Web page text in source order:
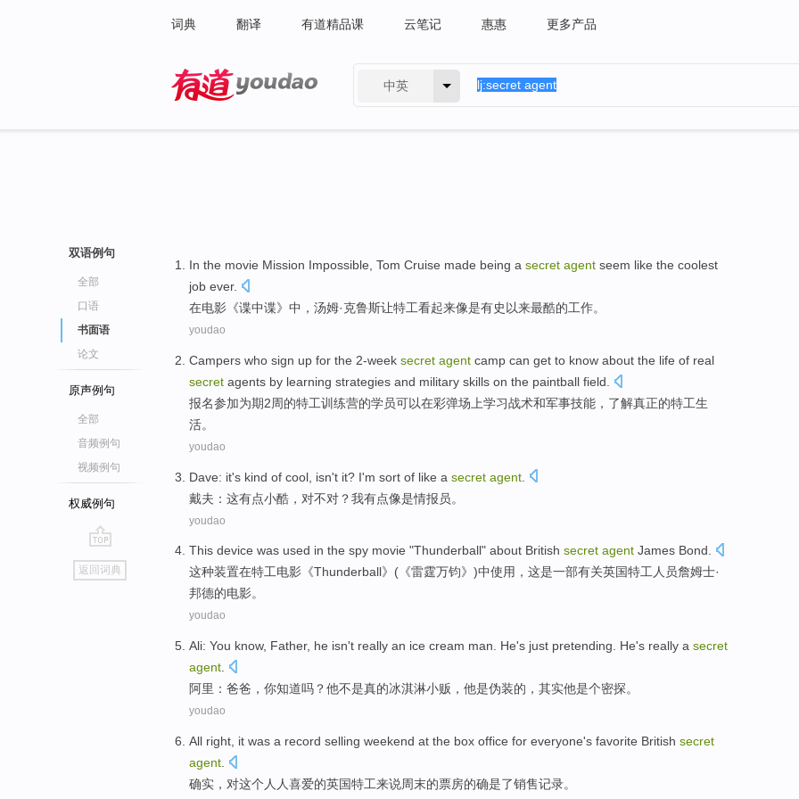
词典 翻译 有道精品课 云笔记 惠惠 更多产品
中英
双语例句
全部
口语
书面语
论文
原声例句
全部
音频例句
视频例句
权威例句
go
top
返回词典
In the movie Mission Impossible, Tom Cruise made being a secret agent seem like the coolest
job ever.
在电影《谍中谍》中，汤姆·克鲁斯让特工看起来像是有史以来最酷的工作。
youdao
Campers who sign up for the 2-week secret agent camp can get to know about the life of real
secret agents by learning strategies and military skills on the paintball field.
报名参加为期2周的特工训练营的学员可以在彩弹场上学习战术和军事技能，了解真正的特工生
活。
youdao
Dave: it's kind of cool isn't it? I'm sort of like a secret agent
戴夫 ： 这有点小酷 ，对不对 ？我有点像是情报员。
youdao
This device was used in the spy movie "Thunderball" about British secret agent James Bond.
这种装置在特工电影 《Thunderball》(《雷霆万钧》)中使用 ，这是一部有关英国特工人员詹姆士·
邦德的电影。
youdao
Ali: You know, Father, he isn't really an ice cream man. He's just pretending He's really a secret
agent
阿里 ： 爸爸 ， 你知道吗 ？他不是真的冰淇淋小贩，他是伪装的， 其实他是个密探。
youdao
All right it was a record selling weekend at the box office for everyone's favorite British secret
agent
确实 ，对这个 人人喜爱的英国特工来说周末的票房的确是了销售记录。